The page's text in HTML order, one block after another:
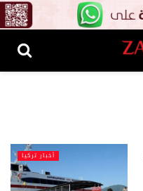
أخبار تركيا